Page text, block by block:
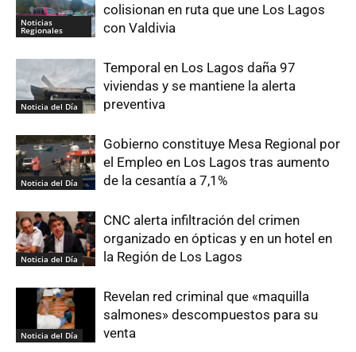
Noticias
Regionales
colisionan en ruta que une Los Lagos
con Valdivia
Noticia del Día
Temporal en Los Lagos daña 97
viviendas y se mantiene la alerta
preventiva
Noticia del Día
Gobierno constituye Mesa Regional por
el Empleo en Los Lagos tras aumento
de la cesantía a 7,1%
Noticia del Día
CNC alerta infiltración del crimen
organizado en ópticas y en un hotel en
la Región de Los Lagos
Noticia del Día
Revelan red criminal que «maquilla
salmones» descompuestos para su
venta